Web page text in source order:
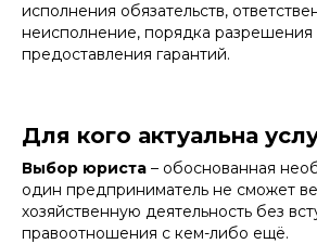
исполнения обязательств,
неисполнение, порядка разрешения
предоставления гарантий.
Для кого актуальна
Выбор юриста – обоснованная
один предприниматель не сможет
хозяйственную деятельность без
правоотношения с кем-либо ещё.